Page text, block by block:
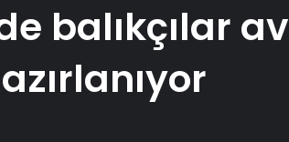
balıkçılar av